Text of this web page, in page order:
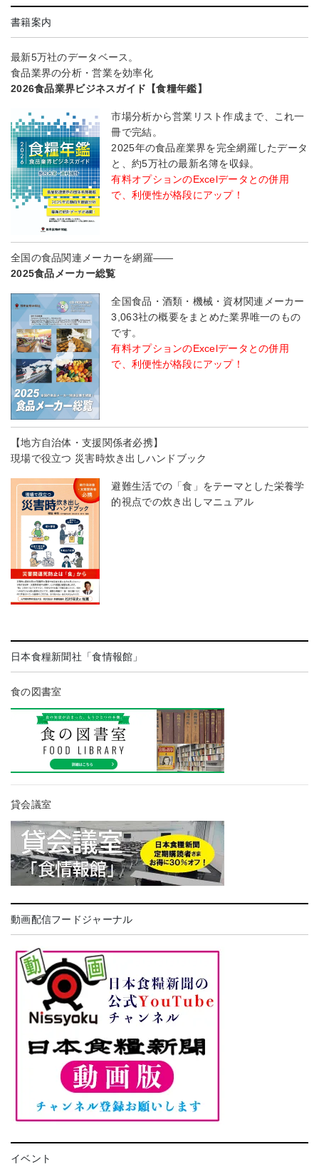
書籍案内
最新5万社のデータベース。
食品業界の分析・営業を効率化
2026食品業界ビジネスガイド【食糧年鑑】
市場分析から営業リスト作成まで、これ一
冊で完結。
2025年の食品産業界を完全網羅したデータ
と、約5万社の最新名簿を収録。
有料オプションのExcelデータとの併用
で、利便性が格段にアップ！
全国の食品関連メーカーを網羅――
2025食品メーカー総覧
全国食品・酒類・機械・資材関連メーカー
3,063社の概要をまとめた業界唯一のもの
です。
有料オプションのExcelデータとの併用
で、利便性が格段にアップ！
【地方自治体・支援関係者必携】
現場で役立つ 災害時炊き出しハンドブック
避難生活での「食」をテーマとした栄養学
的視点での炊き出しマニュアル
日本食糧新聞社「食情報館」
食の図書室
貸会議室
動画配信フードジャーナル
イベント